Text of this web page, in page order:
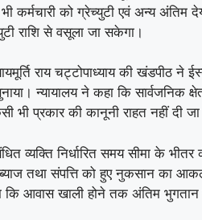
कर्मचारी को ग्रेच्युटी एवं अन्य
राशि से वसूला जा सकेगा।
राय चट्टोपाध्याय की
न्यायालय ने कहा कि सार्वजनिक
भी प्रकार की कानूनी राहत नहीं दी
व्यक्ति निर्धारित समय सीमा के
तथा संपत्ति को हुए नुकसान का
कि आवास खाली होने तक अंतिम